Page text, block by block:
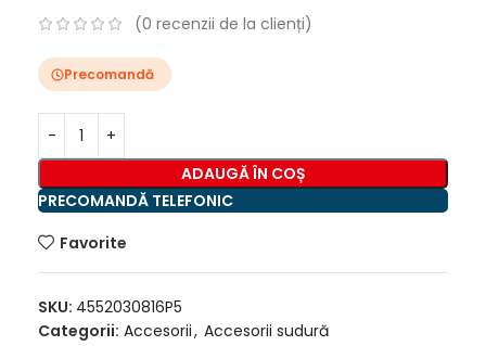
(0 recenzii de la clienți)
Precomandă
ADAUGĂ ÎN COȘ
PRECOMANDĂ TELEFONIC
Favorite
SKU: 4552030816P5
Categorii: Accesorii, Accesorii sudură